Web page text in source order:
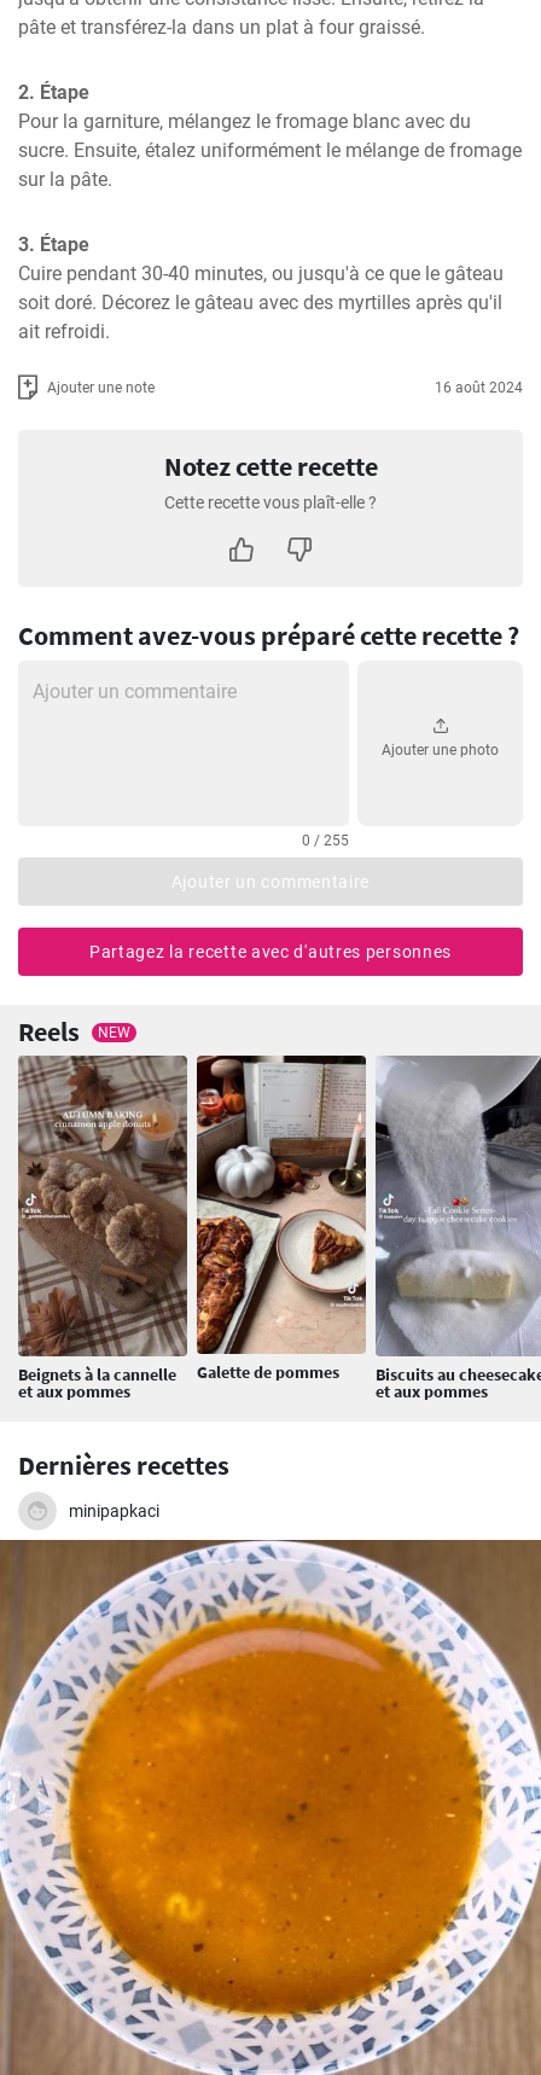
pâte et transférez-la dans un plat à four graissé.
2. Étape
Pour la garniture, mélangez le fromage blanc avec du
sucre. Ensuite, étalez uniformément le mélange de fromage
sur la pâte.
3. Étape
Cuire pendant 30-40 minutes, ou jusqu'à ce que le gâteau
soit doré. Décorez le gâteau avec des myrtilles après qu'il
ait refroidi.
Ajouter une note 16 août 2024
Notez cette recette
Cette recette vous plaît-elle ?
Comment avez-vous préparé cette recette ?
0 / 255
Ajouter une photo
Ajouter un commentaire
Partagez la recette avec d'autres personnes
Reels NEW
Beignets à la cannelle
et aux pommes
Galette de pommes Biscuits au
et aux pommes
Dernières recettes
minipapkaci